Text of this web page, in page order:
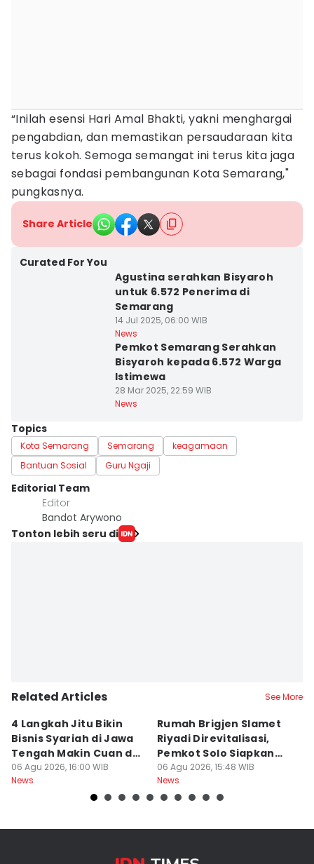
“Inilah esensi Hari Amal Bhakti, yakni menghargai
pengabdian, dan memastikan persaudaraan kita
terus kokoh. Semoga semangat ini terus kita jaga
sebagai fondasi pembangunan Kota Semarang,"
pungkasnya.
Share Article
Curated For You
Agustina serahkan Bisyaroh
untuk 6.572 Penerima di
Semarang
14 Jul 2025, 06:00 WIB
News
Pemkot Semarang Serahkan
Bisyaroh kepada 6.572 Warga
Istimewa
28 Mar 2025, 22:59 WIB
News
Topics
Kota Semarang Semarang
keagamaan
Bantuan Sosial
Guru Ngaji
Editorial Team
Editor
Bandot Arywono
Tonton lebih seru di
Related Articles See More
4 Langkah Jitu Bikin
Bisnis Syariah di Jawa
Tengah Makin Cuan dan
Berkah
06 Agu 2026, 16:00 WIB
News
Rumah Brigjen Slamet
Riyadi Direvitalisasi,
Pemkot Solo Siapkan
Museum Sejarah
06 Agu 2026, 15:48 WIB
News